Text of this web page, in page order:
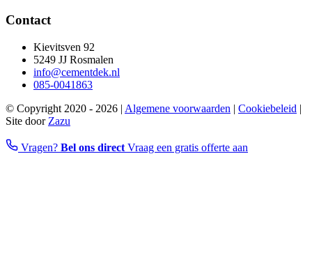
Contact
Kievitsven 92
5249 JJ Rosmalen
info@cementdek.nl
085-0041863
© Copyright 2020 - 2026 | Algemene voorwaarden | Cookiebeleid |
Site door Zazu
Vragen? Bel ons direct Vraag een gratis offerte aan